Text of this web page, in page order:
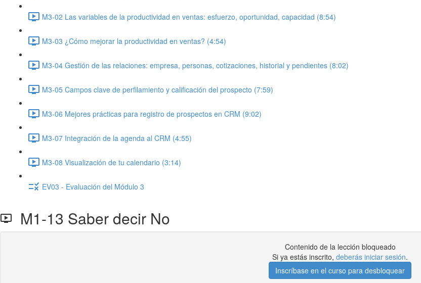
M3-02 Las variables de la productividad en ventas: esfuerzo, oportunidad, capacidad (8:54)
M3-03 ¿Cómo mejorar la productividad en ventas? (4:54)
M3-04 Gestión de las relaciones: empresa, personas, cotizaciones, historial y pendientes (8:02)
M3-05 Campos clave de perfilamiento y calificación del prospecto (7:59)
M3-06 Mejores prácticas para registro de prospectos en CRM (9:02)
M3-07 Integración de la agenda al CRM (4:55)
M3-08 Visualización de tu calendario (3:14)
EV03 - Evaluación del Módulo 3
M1-13 Saber decir No
Contenido de la lección bloqueado
Si ya estás inscrito, deberás iniciar sesión.
Inscríbase en el curso para desbloquear